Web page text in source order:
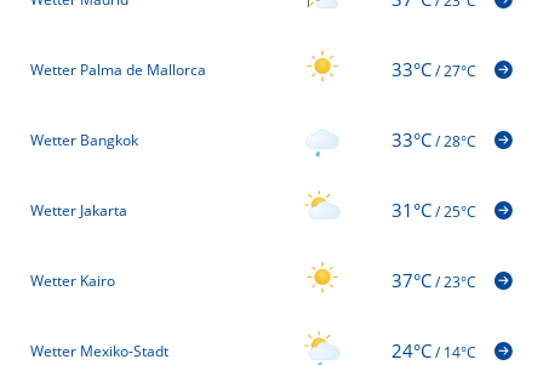
Wetter Palma de Mallorca 33°C/27°C
Wetter Bangkok 33°C/28°C
Wetter Jakarta 31°C/25°C
Wetter Kairo 37°C/23°C
Wetter Mexiko-Stadt 24°C/14°C